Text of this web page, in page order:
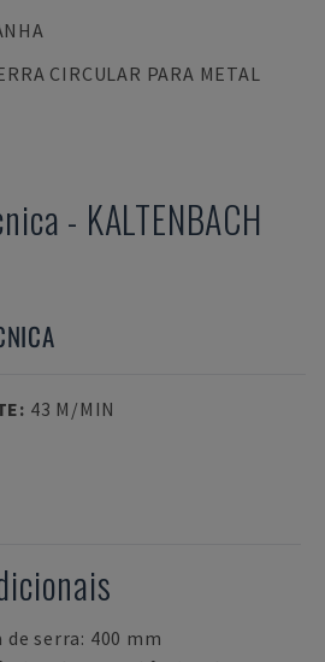
CIRCULAR PARA METAL
- KALTENBACH
: 43 M/MIN
serra: 400 mm